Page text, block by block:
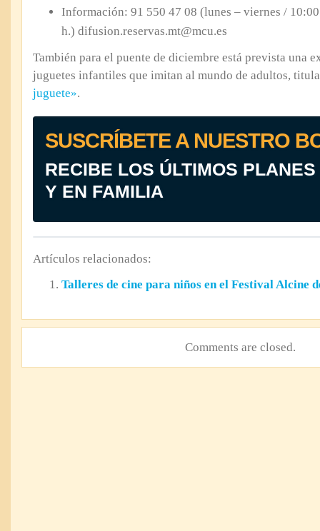
Información: 91 550 47 08 (lunes – viernes /
h.) difusion.reservas.mt@mcu.es
También para el puente de diciembre está prevista una
juguetes infantiles que imitan al mundo de adultos,
juguete».
SUSCRÍBETE A NUESTRO
RECIBE LOS ÚLTIMOS
Y EN FAMILIA
Artículos relacionados:
Talleres de cine para niños en el Festival Alcine
Comments are closed.